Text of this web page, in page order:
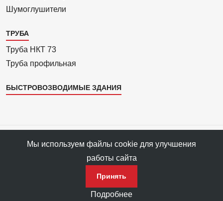
Шумоглушители
ТРУБА
Труба НКТ 73
Труба профильная
БЫСТРОВОЗВОДИМЫЕ ЗДАНИЯ
Все права защищены © 1993—2025 АРС-Пром, ПФ «АРС-Пром»
Мы используем файлы cookie для улучшения
работы сайта
Принять
Подробнее